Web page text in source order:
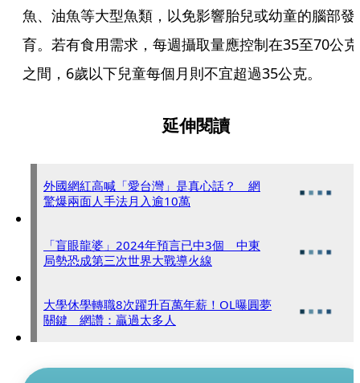
魚、油魚等大型魚類，以免影響胎兒或幼童的腦部發
育。若有食用需求，每週攝取量應控制在35至70公克
之間，6歲以下兒童每個月則不宜超過35公克。
延伸閱讀
外國網紅高喊「愛台灣」是真心話？ 網
驚爆兩面人手法月入逾10萬
「盲眼龍婆」2024年預言已中3個 中東
局勢恐成第三次世界大戰導火線
大學休學轉職8次躍升百萬年薪！OL曝圓夢
關鍵 網讚：贏過太多人